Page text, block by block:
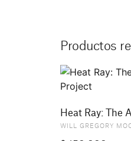
Productos
Heat Ray: The
WILL GREGORY